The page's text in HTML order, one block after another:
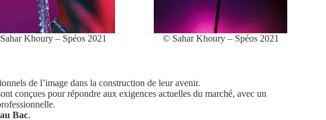
Khoury – Spéos 2021 © Sahar Khoury – Spéos 2021
de l’image dans la construction de leur avenir.
conçues pour répondre aux exigences actuelles du marché, avec un
Bac.